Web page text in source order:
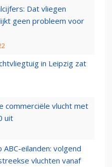
Dat vliegen
geen probleem voor
in Leipzig zat
commerciële vlucht met
uit
eilanden: volgend
vluchten vanaf